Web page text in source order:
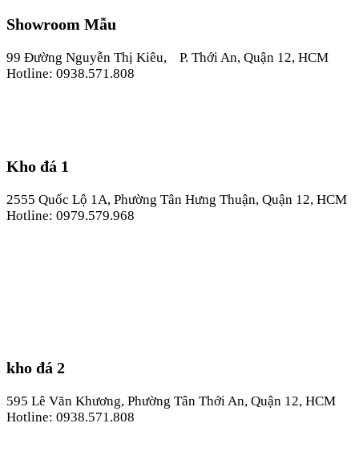
Showroom Mẫu
99 Đường Nguyễn Thị Kiêu, P. Thới An, Quận 12, HCM
Hotline: 0938.571.808
Kho đá 1
2555 Quốc Lộ 1A, Phường Tân Hưng Thuận, Quận 12, HCM
Hotline: 0979.579.968
kho đá 2
595 Lê Văn Khương, Phường Tân Thới An, Quận 12, HCM
Hotline: 0938.571.808